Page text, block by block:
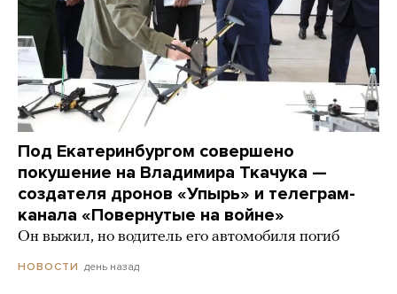
Под Екатеринбургом совершено
покушение на Владимира Ткачука —
создателя дронов «Упырь» и телеграм-
канала «Повернутые на войне»
Он выжил, но водитель его автомобиля погиб
НОВОСТИ день назад